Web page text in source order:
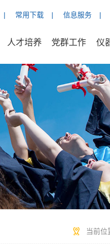
| 常用下载 | 信息服务 |
人才培养 党群工作 仪
当前位